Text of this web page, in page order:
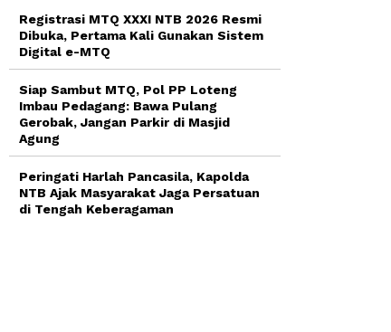
Registrasi MTQ XXXI NTB 2026 Resmi
Dibuka, Pertama Kali Gunakan Sistem
Digital e-MTQ
Siap Sambut MTQ, Pol PP Loteng
Imbau Pedagang: Bawa Pulang
Gerobak, Jangan Parkir di Masjid
Agung
Peringati Harlah Pancasila, Kapolda
NTB Ajak Masyarakat Jaga Persatuan
di Tengah Keberagaman